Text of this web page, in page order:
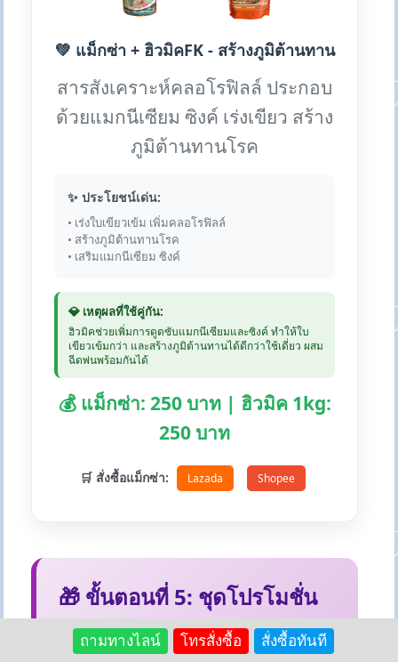
💚 แม็กซ่า + ฮิวมิคFK - สร้างภูมิต้านทาน
สารสังเคราะห์คลอโรฟิลล์ ประกอบ
ด้วยแมกนีเซียม ซิงค์ เร่งเขียว สร้าง
ภูมิต้านทานโรค
✨ ประโยชน์เด่น:
• เร่งใบเขียวเข้ม เพิ่มคลอโรฟิลล์
• สร้างภูมิต้านทานโรค
• เสริมแมกนีเซียม ซิงค์
💎 เหตุผลที่ใช้คู่กัน:
ฮิวมิคช่วยเพิ่มการดูดซับแมกนีเซียมและซิงค์ ทำให้ใบ
เขียวเข้มกว่า และสร้างภูมิต้านทานได้ดีกว่าใช้เดี่ยว ผสม
ฉีดพ่นพร้อมกันได้
💰 แม็กซ่า: 250 บาท | ฮิวมิค 1kg:
250 บาท
🛒 สั่งซื้อแม็กซ่า: Lazada Shopee
🎁 ขั้นตอนที่ 5: ชุดโปรโมชั่น
สุดคุ้ม
ถามทางไลน์ โทรสั่งซื้อ สั่งซื้อทันที